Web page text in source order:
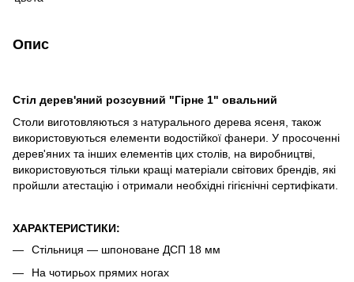
Опис
Стіл дерев'яний розсувний "Гірне 1" овальний
Столи виготовляються з натурального дерева ясеня, також
використовуються елементи водостійкої фанери. У просоченні
дерев'яних та інших елементів цих столів, на виробництві,
використовуються тільки кращі матеріали світових брендів, які
пройшли атестацію і отримали необхідні гігієнічні сертифікати.
ХАРАКТЕРИСТИКИ:
Стільниця ― шпоноване ДСП 18 мм
На чотирьох прямих ногах